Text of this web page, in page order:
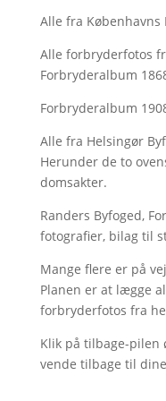
Alle fra
Alle forbryderfotos
Forbryderalbum
Forbryderalbum
Alle fra Helsingør
Herunder de to
domsakter.
Randers Byfoged,
fotografier, bilag til
Mange flere er på
Planen er at lægge
forbryderfotos fra
Klik på tilbage-pilen
vende tilbage til